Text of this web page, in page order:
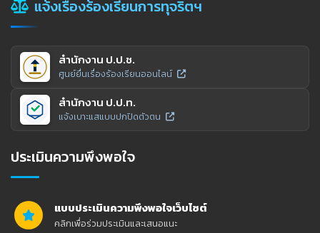
แจ้งเรื่องร้องเรียนการทุจริตฯ
สำนักงาน ป.ป.ช.
ศูนย์ยื่นเรื่องร้องเรียนออนไลน์
สำนักงาน ป.ป.ท.
แจ้งเบาะแสแบบปกปิดตัวตน
ประเมินความพึงพอใจ
แบบประเมินความพึงพอใจเว็บไซต์
คลิกเพื่อร่วมประเมินและเสนอแนะ